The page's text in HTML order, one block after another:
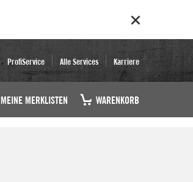
ProfiService Alle Services Karriere
MEINE MERKLISTEN WARENKORB